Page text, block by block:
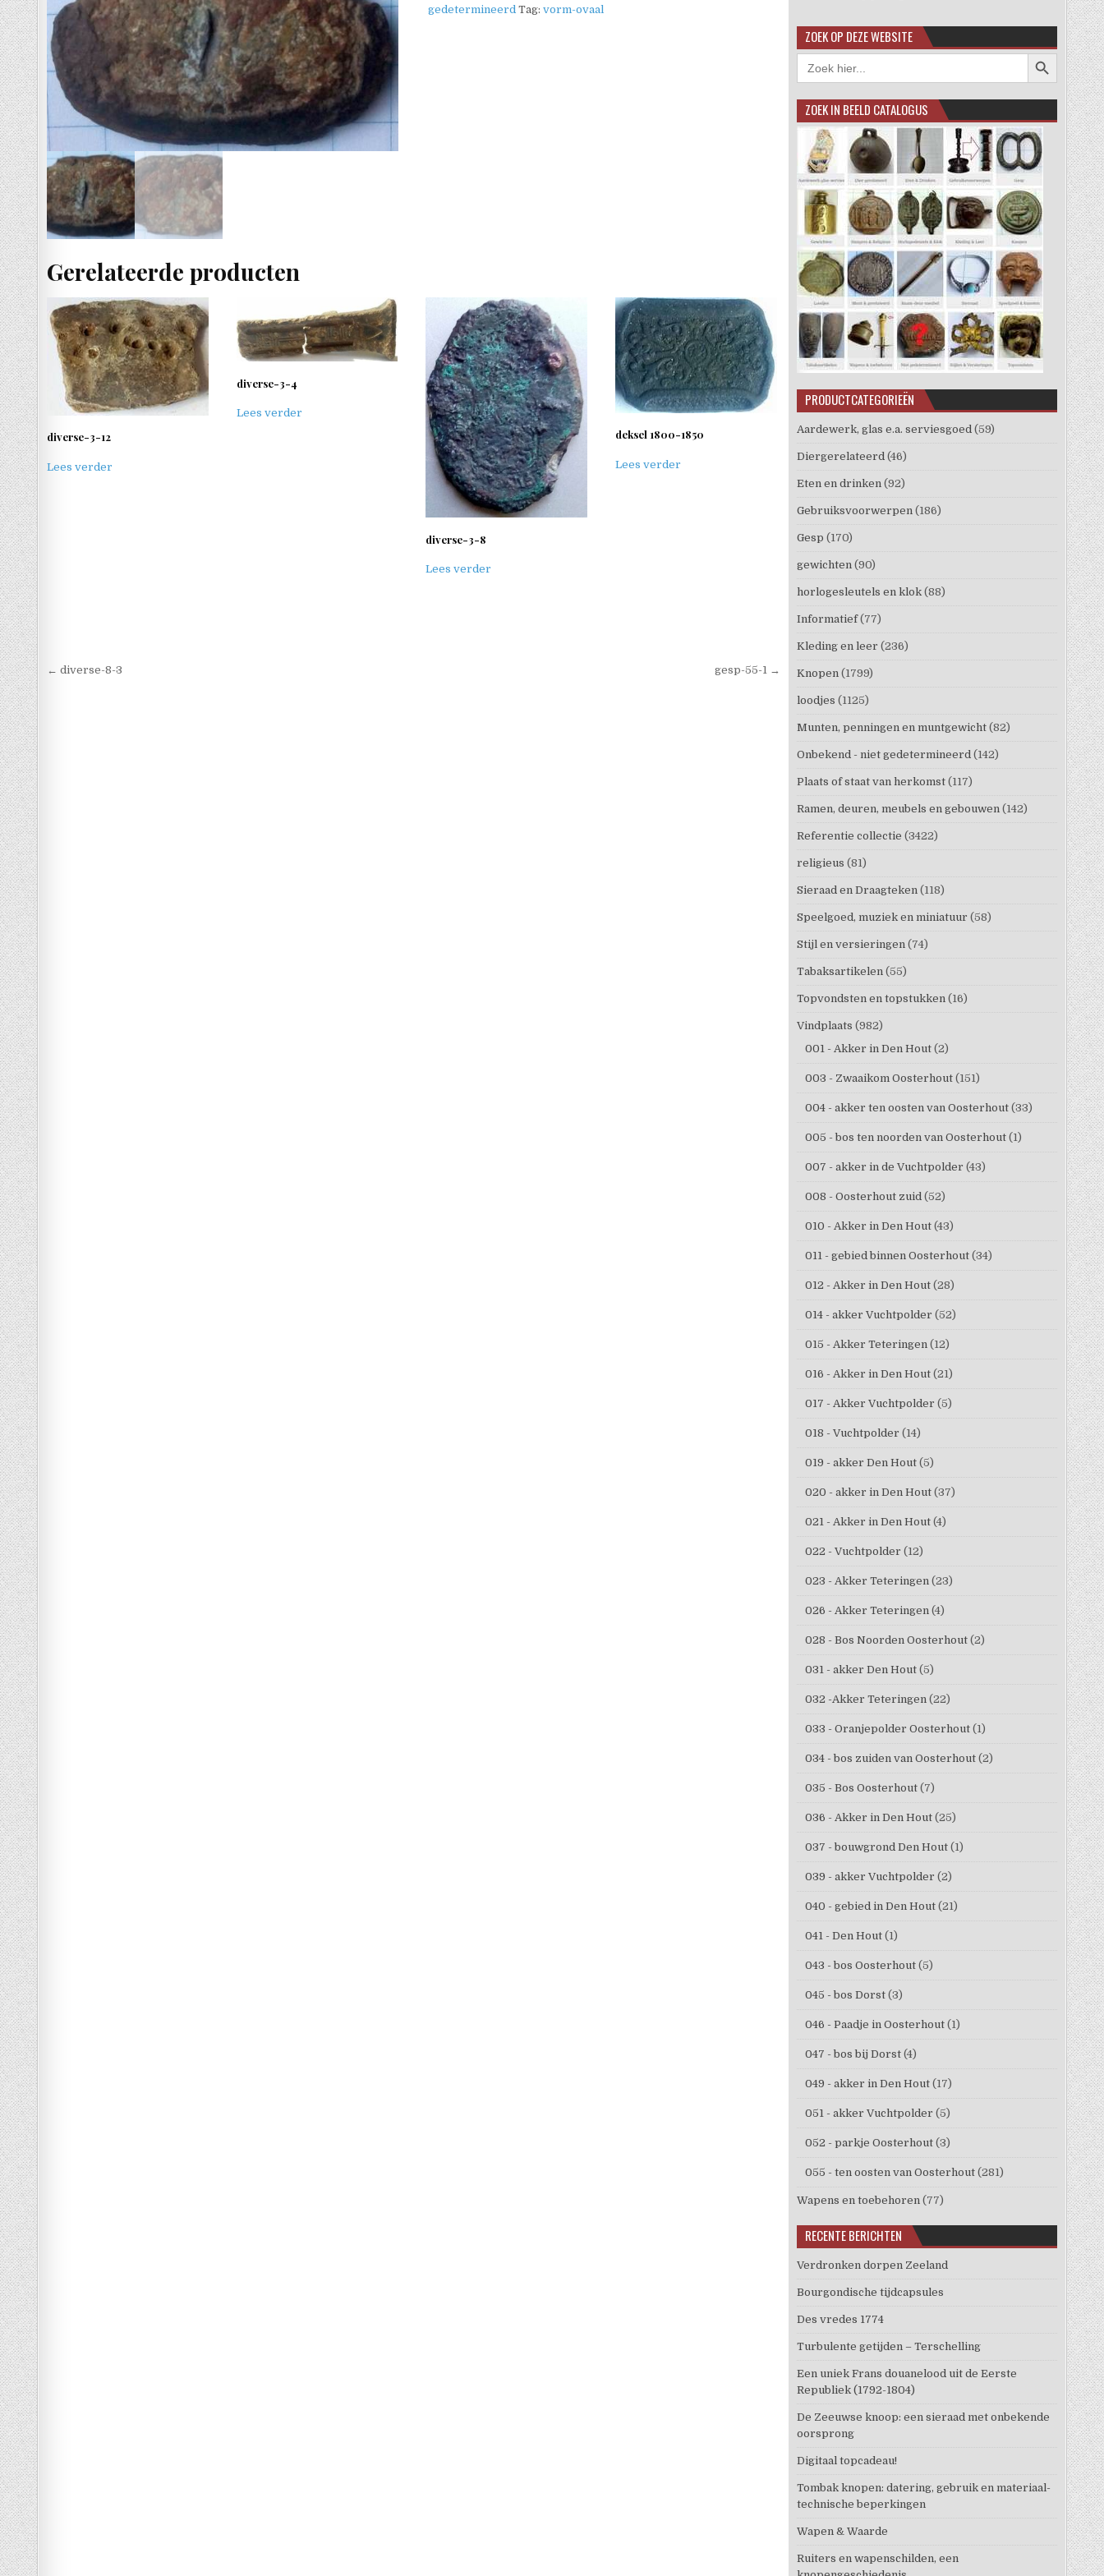
gedetermineerd Tag:vorm-ovaal
Gerelateerde producten
diverse-3-12
Lees verder
diverse-3-4
Lees verder
diverse-3-8
Lees verder
deksel 1800-1850
Lees verder
Berichtnavigatie
← diverse-8-3 gesp-55-1 →
ZOEK OP DEZE WEBSITE
Zoek
naar:
Zoekknop
ZOEK IN BEELD CATALOGUS
PRODUCTCATEGORIEËN
Aardewerk, glas e.a. serviesgoed (59)
Diergerelateerd (46)
Eten en drinken (92)
Gebruiksvoorwerpen (186)
Gesp (170)
gewichten (90)
horlogesleutels en klok (88)
Informatief (77)
Kleding en leer (236)
Knopen (1799)
loodjes (1125)
Munten, penningen en muntgewicht (82)
Onbekend - niet gedetermineerd (142)
Plaats of staat van herkomst (117)
Ramen, deuren, meubels en gebouwen (142)
Referentie collectie (3422)
religieus (81)
Sieraad en Draagteken (118)
Speelgoed, muziek en miniatuur (58)
Stijl en versieringen (74)
Tabaksartikelen (55)
Topvondsten en topstukken (16)
Vindplaats (982)
001 - Akker in Den Hout (2)
003 - Zwaaikom Oosterhout (151)
004 - akker ten oosten van Oosterhout (33)
005 - bos ten noorden van Oosterhout (1)
007 - akker in de Vuchtpolder (43)
008 - Oosterhout zuid (52)
010 - Akker in Den Hout (43)
011 - gebied binnen Oosterhout (34)
012 - Akker in Den Hout (28)
014 - akker Vuchtpolder (52)
015 - Akker Teteringen (12)
016 - Akker in Den Hout (21)
017 - Akker Vuchtpolder (5)
018 - Vuchtpolder (14)
019 - akker Den Hout (5)
020 - akker in Den Hout (37)
021 - Akker in Den Hout (4)
022 - Vuchtpolder (12)
023 - Akker Teteringen (23)
026 - Akker Teteringen (4)
028 - Bos Noorden Oosterhout (2)
031 - akker Den Hout (5)
032 -Akker Teteringen (22)
033 - Oranjepolder Oosterhout (1)
034 - bos zuiden van Oosterhout (2)
035 - Bos Oosterhout (7)
036 - Akker in Den Hout (25)
037 - bouwgrond Den Hout (1)
039 - akker Vuchtpolder (2)
040 - gebied in Den Hout (21)
041 - Den Hout (1)
043 - bos Oosterhout (5)
045 - bos Dorst (3)
046 - Paadje in Oosterhout (1)
047 - bos bij Dorst (4)
049 - akker in Den Hout (17)
051 - akker Vuchtpolder (5)
052 - parkje Oosterhout (3)
055 - ten oosten van Oosterhout (281)
Wapens en toebehoren (77)
RECENTE BERICHTEN
Verdronken dorpen Zeeland
Bourgondische tijdcapsules
Des vredes 1774
Turbulente getijden – Terschelling
Een uniek Frans douanelood uit de Eerste
Republiek (1792-1804)
De Zeeuwse knoop: een sieraad met onbekende
oorsprong
Digitaal topcadeau!
Tombak knopen: datering, gebruik en materiaal-
technische beperkingen
Wapen & Waarde
Ruiters en wapenschilden, een